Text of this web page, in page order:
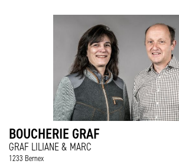
BOUCHERIE GRAF
GRAF LILIANE & MARC
1233 Bernex